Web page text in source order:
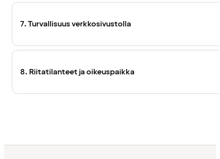
7. Turvallisuus verkkosivustolla
8. Riitatilanteet ja oikeuspaikka